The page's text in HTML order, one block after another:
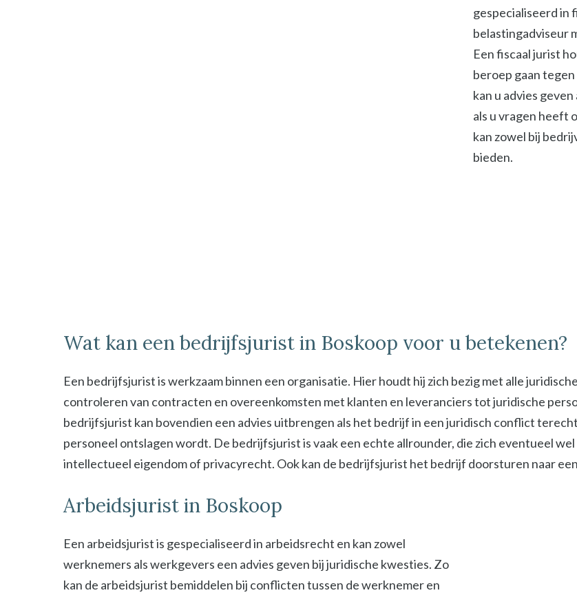
gespecialiseerd in
belastingadviseur
Een fiscaal jurist
beroep gaan
kan u advies
als u vragen heeft
kan zowel bij
bieden.
Wat kan een bedrijfsjurist in Boskoop voor u betekenen?
Een bedrijfsjurist is werkzaam binnen een organisatie. Hier houdt hij zich bezig met alle
controleren van contracten en overeenkomsten met klanten en leveranciers tot juridische
bedrijfsjurist kan bovendien een advies uitbrengen als het bedrijf in een juridisch conflict
personeel ontslagen wordt. De bedrijfsjurist is vaak een echte allrounder, die zich eventueel
intellectueel eigendom of privacyrecht. Ook kan de bedrijfsjurist het bedrijf doorsturen naar
Arbeidsjurist in Boskoop
Een arbeidsjurist is gespecialiseerd in arbeidsrecht en kan zowel
werknemers als werkgevers een advies geven bij juridische kwesties. Zo
kan de arbeidsjurist bemiddelen bij conflicten tussen de werknemer en